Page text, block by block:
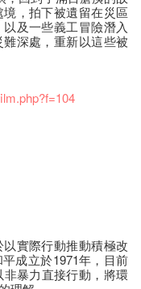
，拍下被遺留在災區
及一些義工冒險潛入
深處，重新以這些被
實際行動推動積極改
成立於1971年，目前
暴力直接行動，將環